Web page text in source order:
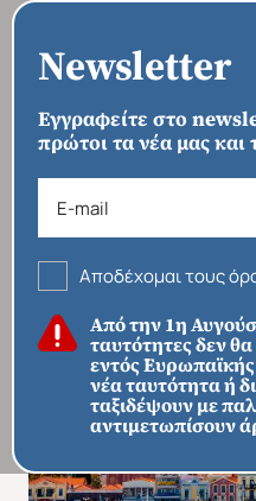
Newsletter
Εγγραφείτε στο
πρώτοι τα νέα μας και
Αποδέχομαι τους
Από την 1η
ταυτότητες δεν θα
εντός
νέα ταυτότητα ή
ταξιδέψουν με
αντιμετωπίσουν
ΑΡΧΙΚΗ ›